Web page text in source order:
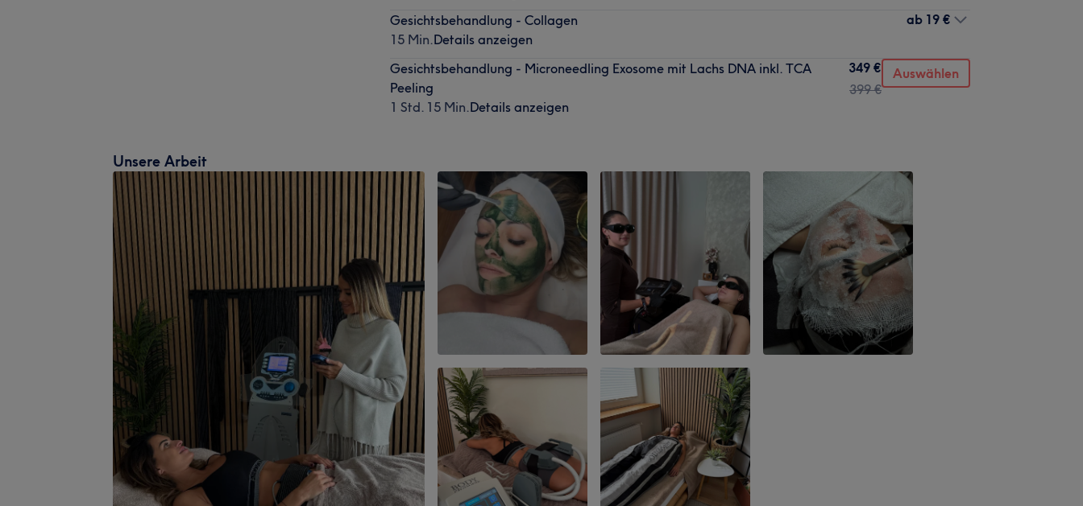
Gesichtsbehandlung - Collagen
15 Min.Details anzeigen
ab 19 €
Gesichtsbehandlung - Microneedling Exosome mit Lachs DNA inkl. TCA
Peeling
1 Std. 15 Min.Details anzeigen
349 €
399 €
Auswählen
Unsere Arbeit